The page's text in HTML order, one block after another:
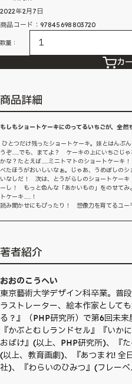
2022年2月7日
商品コード：97845698803720
数量：
カ
商品詳細
もしもショートケーキにのってるいちごが、全
ひとつだけ残ったショートケーキ。妹とはんぶ
うぞ……でも、まてよ？ ケーキの上にいちごじ
かな？たとえば……ミニトマトのショートケーキ
べたほうがおいしいなぁ。じゃあ、うめぼしの
いなしだ！ 次は、とうがらしのショートケー
ーし！ もっと色んな「あかいもの」をのせて
トケーキ……！
読み聞かせにもぴったり！ 想像力を育てるユー
著者紹介
おおのこうへい
東京藝術大学デザイン科卒業。普
ラストレーター、絵本作家として
る？』（PHP研究所）で第6回未
『かぶとむしランドセル』『いか
おばけ』(以上、PHP研究所)、『
(以上、教育画劇)、『あつまれ! 全
社)、『わらいのひみつ』(フレーベ